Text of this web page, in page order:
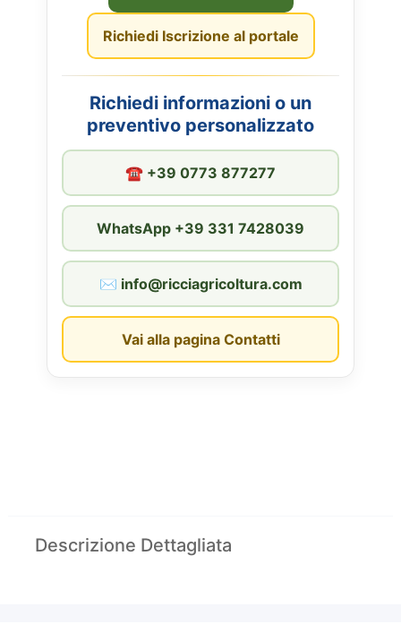
Richiedi Iscrizione al portale
Richiedi informazioni o un
preventivo personalizzato
☎︎ +39 0773 877277
WhatsApp +39 331 7428039
✉︎ info@ricciagricoltura.com
Vai alla pagina Contatti
Descrizione Dettagliata